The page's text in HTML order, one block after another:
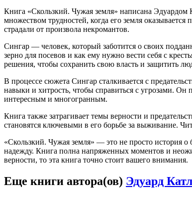
Книга «Скользкий. Чужая земля» написана Эдуардом
множеством трудностей, когда его земля
страдали от произвола некромантов.
Сингар — человек, который заботится о своих
зерно для посевов и как ему нужно вести себя с
решения, чтобы сохранить свою власть и защитить
В процессе сюжета Сингар сталкивается с
навыки и хитрость, чтобы справиться с угрозами.
интересным и многогранным.
Книга также затрагивает темы верности и
становятся ключевыми в его борьбе за выживание.
«Скользкий. Чужая земля» — это не просто история о
надежду. Книга полна напряженных моментов и
верности, то эта книга точно стоит вашего внимания.
Еще книги автора(ов) Эдуард